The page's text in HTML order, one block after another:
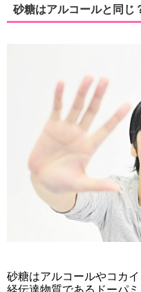
砂糖はアルコールと同じ
砂糖はアルコールやコカ